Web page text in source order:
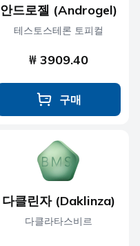
안드로젤 (Androgel)
테스토스테론 토피컬
₩ 3909.40
구매
다클린자 (Daklinza)
다클라타스비르